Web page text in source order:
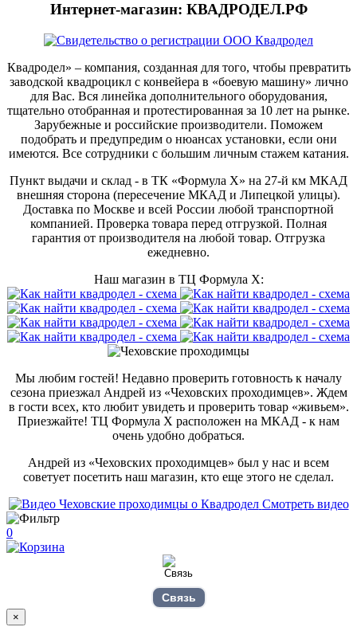
Интернет-магазин: КВАДРОДЕЛ.РФ
Квадродел» – компания, созданная для того, чтобы превратить
заводской квадроцикл с конвейера в «боевую машину» лично
для Вас. Вся линейка дополнительного оборудования,
тщательно отобранная и протестированная за 10 лет на рынке.
Зарубежные и российские производители. Поможем
подобрать и предупредим о нюансах установки, если они
имеются. Все сотрудники с большим личным стажем катания.
Пункт выдачи и склад - в ТК «Формула X» на 27-й км МКАД
внешняя сторона (пересечение МКАД и Липецкой улицы).
Доставка по Москве и всей России любой транспортной
компанией. Проверка товара перед отгрузкой. Полная
гарантия от производителя на любой товар. Отгрузка
ежедневно.
Наш магазин в ТЦ Формула Х:
Мы любим гостей! Недавно проверить готовность к началу
сезона приезжал Андрей из «Чеховских проходимцев». Ждем
в гости всех, кто любит увидеть и проверить товар «живьем».
Приезжайте! ТЦ Формула Х расположен на МКАД - к нам
очень удобно добраться.
Андрей из «Чеховских проходимцев» был у нас и всем
советует посетить наш магазин, кто еще этого не сделал.
Смотреть видео
0
Связь
×